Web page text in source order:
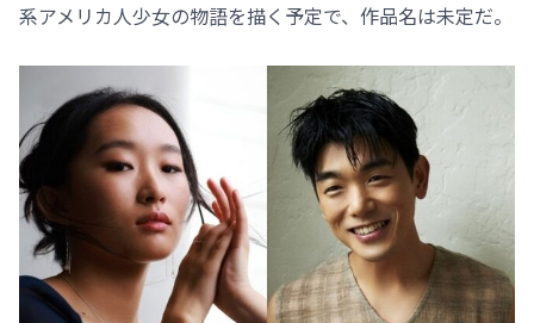
系アメリカ人少女の物語を描く予定で、作品名は未定だ。